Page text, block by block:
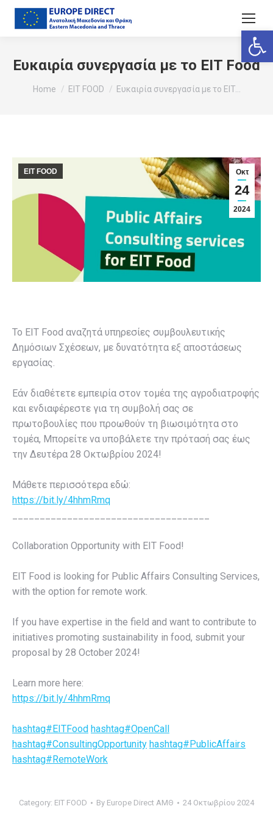
Ευκαιρία συνεργασία με το EIT Food
You are here:
Home EIT FOOD Ευκαιρία συνεργασία με το EIT…
Οκτ
24
2024
EIT FOOD
Το EIT Food αναζητά υπηρεσίες συμβουλευτικής
Δημόσιων Σχέσεων, με δυνατότητα εξ αποστάσεως
εργασίας.
Εάν διαθέτετε εμπειρία στον τομέα της αγροδιατροφής
και ενδιαφέρεστε για τη συμβολή σας σε
πρωτοβουλίες που προωθούν τη βιωσιμότητα στο
τομέα, Μπορείτε να υποβάλετε την πρότασή σας έως
την Δευτέρα 28 Οκτωβρίου 2024!
Μάθετε περισσότερα εδώ:
https://bit.ly/4hhmRmq
Collaboration Opportunity with EIT Food!
EIT Food is looking for Public Affairs Consulting Services,
with the option for remote work.
If you have expertise in the field and want to contribute to
initiatives promoting sustainability in food, submit your
proposal by 28 October 2024!
Learn more here:
https://bit.ly/4hhmRmq
hashtag#EITFood hashtag#OpenCall
hashtag#ConsultingOpportunity hashtag#PublicAffairs
hashtag#RemoteWork
Category: EIT FOOD By Europe Direct ΑΜΘ 24 Οκτωβρίου 2024